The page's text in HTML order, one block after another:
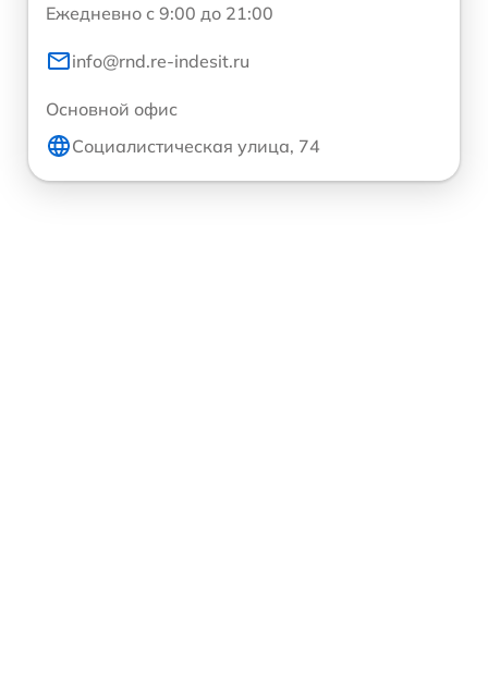
Ежедневно с 9:00 до 21:00
info@rnd.re-indesit.ru
Основной офис
Социалистическая улица, 74